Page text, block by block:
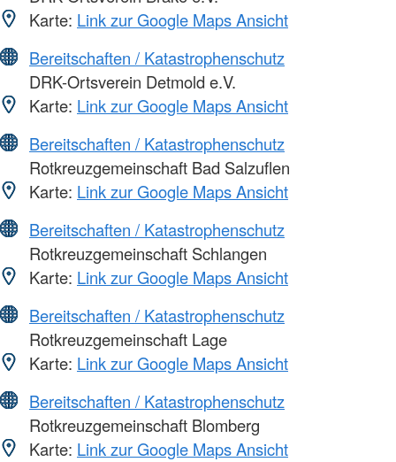
Karte: Link zur Google Maps Ansicht
Bereitschaften / Katastrophenschutz
DRK-Ortsverein Detmold e.V.
Karte: Link zur Google Maps Ansicht
Bereitschaften / Katastrophenschutz
Rotkreuzgemeinschaft Bad Salzuflen
Karte: Link zur Google Maps Ansicht
Bereitschaften / Katastrophenschutz
Rotkreuzgemeinschaft Schlangen
Karte: Link zur Google Maps Ansicht
Bereitschaften / Katastrophenschutz
Rotkreuzgemeinschaft Lage
Karte: Link zur Google Maps Ansicht
Bereitschaften / Katastrophenschutz
Rotkreuzgemeinschaft Blomberg
Karte: Link zur Google Maps Ansicht